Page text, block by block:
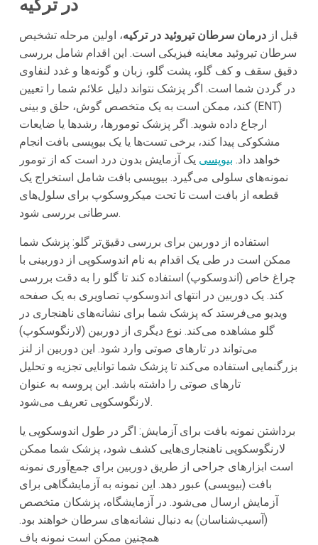
در ترکیه
قبل ازدرمان سرطان تیروئید در ترکیه، اولین مرحله تشخیص
سرطان تیروئید معاینه فیزیکی است. این اقدام شامل بررسی
دقیق سقف و کف گلو، پشت گلو، زبان و گونه‌ها و غدد لنفاوی
در گردن شما است. اگر پزشک نتواند دلیل علائم شما را تعیین
کند، ممکن است به یک متخصص گوش، حلق و بینی (ENT)
ارجاع داده شوید. اگر پزشک تومورها، رشدها یا ضایعات
مشکوکی پیدا کند، برخی تست‌ها یا یک بیوپسی بافت انجام
خواهد داد. بیوپسی یک آزمایش بدون درد است که از تومور
نمونه‌های سلولی می‌گیرد. بیوپسی بافت شامل استخراج یک
قطعه از بافت است تا تحت میکروسکوپ برای سلول‌های
سرطانی بررسی شود.
استفاده از دوربین برای بررسی دقیق‌تر گلو: پزشک شما
ممکن است در طی یک اقدام به نام اندوسکوپی از دوربینی با
چراغ خاص (اندوسکوپ) استفاده کند تا گلو را به دقت بررسی
کند. یک دوربین در انتهای اندوسکوپ تصاویری به یک صفحه
ویدیو می‌فرستد که پزشک شما برای نشانه‌های ناهنجاری در
گلو مشاهده می‌کند. نوع دیگری از دوربین (لارنگوسکوپ)
می‌تواند در تارهای صوتی وارد شود. این دوربین از لنز
بزرگنمایی استفاده می‌کند تا پزشک شما توانایی تجزیه و تحلیل
تارهای صوتی را داشته باشد. این پروسه به عنوان
لارنگوسکوپی تعریف می‌شود.
برداشتن نمونه بافت برای آزمایش: اگر در طول اندوسکوپی یا
لارنگوسکوپی ناهنجاری‌هایی کشف شود، پزشک شما ممکن
است ابزارهای جراحی از طریق دوربین برای جمع‌آوری نمونه
بافت (بیوپسی) عبور دهد. این نمونه به آزمایشگاهی برای
آزمایش ارسال می‌شود. در آزمایشگاه، پزشکان متخصص
(آسیب‌شناسان) به دنبال نشانه‌های سرطان خواهند بود.
همچنین ممکن است نمونه باف